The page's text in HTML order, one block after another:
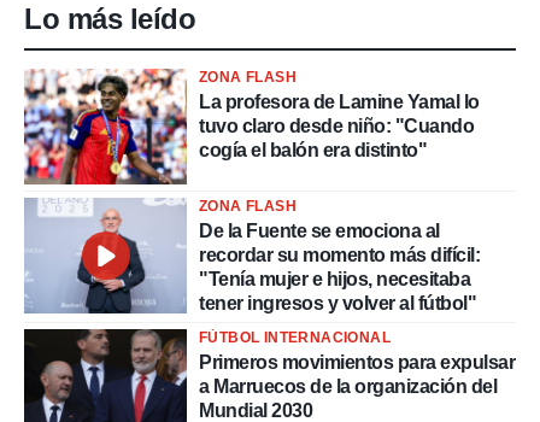
Lo más leído
ZONA FLASH
La profesora de Lamine Yamal lo
tuvo claro desde niño: "Cuando
cogía el balón era distinto"
ZONA FLASH
De la Fuente se emociona al
recordar su momento más difícil:
"Tenía mujer e hijos, necesitaba
tener ingresos y volver al fútbol"
FÚTBOL INTERNACIONAL
Primeros movimientos para expulsar
a Marruecos de la organización del
Mundial 2030